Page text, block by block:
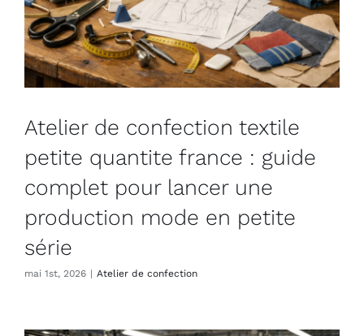
Atelier de confection textile
petite quantite france : guide
complet pour lancer une
production mode en petite
série
mai 1st, 2026 | Atelier de confection